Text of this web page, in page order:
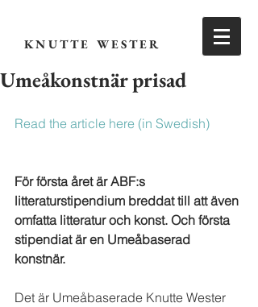
KNUTTE WESTER
Umeåkonstnär prisad
Read the article here (in Swedish)
För första året är ABF:s
litteraturstipendium breddat till att även
omfatta litteratur och konst. Och första
stipendiat är en Umeåbaserad
konstnär.
Det är Umeåbaserade Knutte Wester